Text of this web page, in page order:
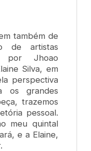
também de
de artistas
por Jhoao
Silva, em
perspectiva
os grandes
trazemos
pessoal.
meu quintal
e a Elaine,